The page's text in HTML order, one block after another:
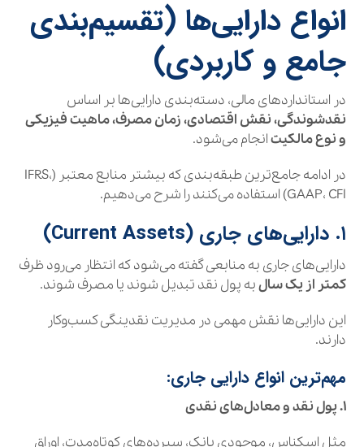
انواع دارایی‌ها (تقسیم‌بندی
جامع و کاربردی)
در استانداردهای مالی، دسته‌بندی دارایی‌ها بر اساس
نقدشوندگی، نقش اقتصادی، زمان مصرف، ماهیت فیزیکی
و نوع مالکیتانجام می‌شود.
در ادامه جامع‌ترین طبقه‌بندی که بیشتر منابع معتبر (IFRS،
GAAP، CFI) استفاده می‌کنند را شرح می‌دهیم.
۱. دارایی‌های جاری (Current Assets)
دارایی‌های جاری به منابعی گفته می‌شود که انتظار می‌رود ظرف
کمتر از یک سالبه پول نقد تبدیل شوند یا مصرف شوند.
این دارایی‌ها نقش مهمی در مدیریت نقدینگی کسب‌وکار
دارند.
مهم‌ترین انواع دارایی جاری:
۱. پول نقد و معادل‌های نقدی
مثل اسکناس، موجودی بانک، سپرده‌های کوتاه‌مدت، اوراق